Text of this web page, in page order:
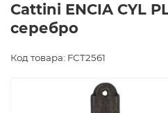
Cattini ENCIA CYL
серебро
Код товара: FCT2561